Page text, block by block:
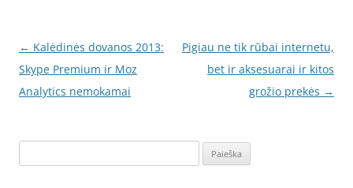
Įrašo
navigacija
← Kalėdinės dovanos 2013:
Skype Premium ir Moz
Analytics nemokamai
Pigiau ne tik rūbai internetu,
bet ir aksesuarai ir kitos
grožio prekės →